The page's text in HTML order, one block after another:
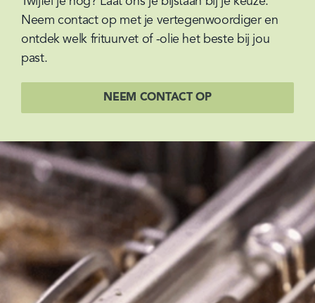
Neem contact op met je vertegenwoordiger en
ontdek welk frituurvet of -olie het beste bij jou
past.
NEEM CONTACT OP